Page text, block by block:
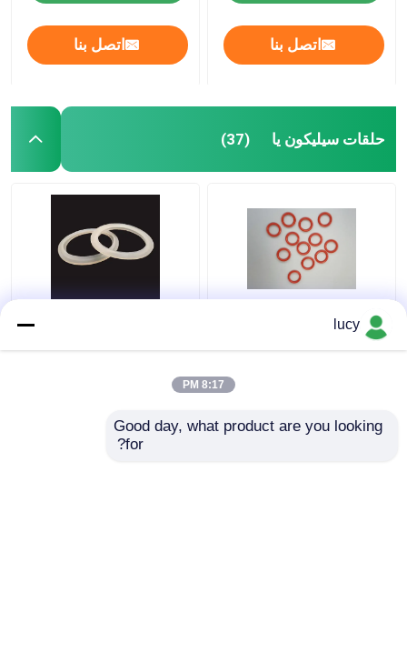
اتصل بنا اتصل بنا
حلقات سيليكون يا (37)
يا حلقات الختم للأجهزة
الأبيض سيليكون المطاط
lucy
8:17 PM
Good day, what product are you looking
for?